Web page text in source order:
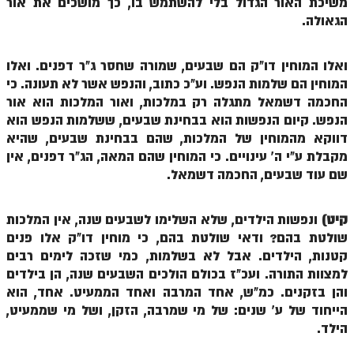
זוהר כי תצא מתחילים
זוהר וילך השקפה
זוהר וילך מתקדמים
שידור חי
תגיות ונושאים
אודות אתר הזוהר היומי
אודות בית מדרש הסולם
ספר הזוהר
גדולי ישראל על הזוהר
הגאולה.
ואלו המוחין דו"ק הם שבעים, שמורה שחסר ג"ר דפנים. ואלו
המוחין הם שלמות הנפש. וע"כ כתוב, והנפש אשר לא תעונה. כי
החכמה דשמאל מתגלה רק במלכות, ואור המלכות הוא אור
הנפש. קיום הנפשות הוא בבחינת שבעים, ששלמות הנפש הוא
דווקא מהמוחין של המלכות, שהם בבחינת שבעים, שהיא
מקבלת ע"י ה' עינויים. כי המוחין שהם המאה, הג"ר דפנים, אין
שם עוד שבעים, החכמה דשמאל.
קיט) ונפשות הילדים, שלא השלימו לשבעים שנה, אין המלכות
שולטת בהם? ודאי שולטת בהם, כי מוחין דו"ק אלו פנים
קטנות, הילדים. אבל לא בשלמות, כמי שזכה לימים רבים
למצוות התורה. ועכ"ז בכולם הולכים השבעים שנה, הן בילדים
והן בזקנים. כמ"ש, אחד המרבה ואחד הממעיט. אחד, הוא
הייחוד של ע' שנים: של מי שמרבה, הזקן, ושל מי שממעיט,
הילד.